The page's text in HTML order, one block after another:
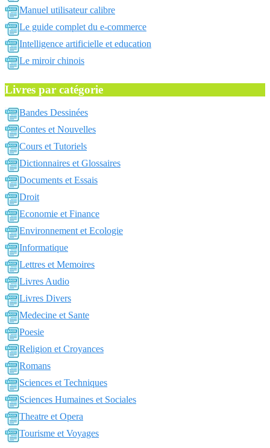
Manuel utilisateur calibre
Le guide complet du e-commerce
Intelligence artificielle et education
Le miroir chinois
Livres par catégorie
Bandes Dessinées
Contes et Nouvelles
Cours et Tutoriels
Dictionnaires et Glossaires
Documents et Essais
Droit
Economie et Finance
Environnement et Ecologie
Informatique
Lettres et Memoires
Livres Audio
Livres Divers
Medecine et Sante
Poesie
Religion et Croyances
Romans
Sciences et Techniques
Sciences Humaines et Sociales
Theatre et Opera
Tourisme et Voyages